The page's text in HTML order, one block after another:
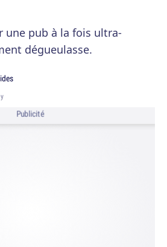
une pub à la fois ultra-
dégueulasse.
Publicité